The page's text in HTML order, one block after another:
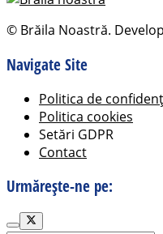
© Brăila Noastră.
Navigate Site
Politica de
Politica cookies
Setări GDPR
Contact
Urmărește-ne pe: